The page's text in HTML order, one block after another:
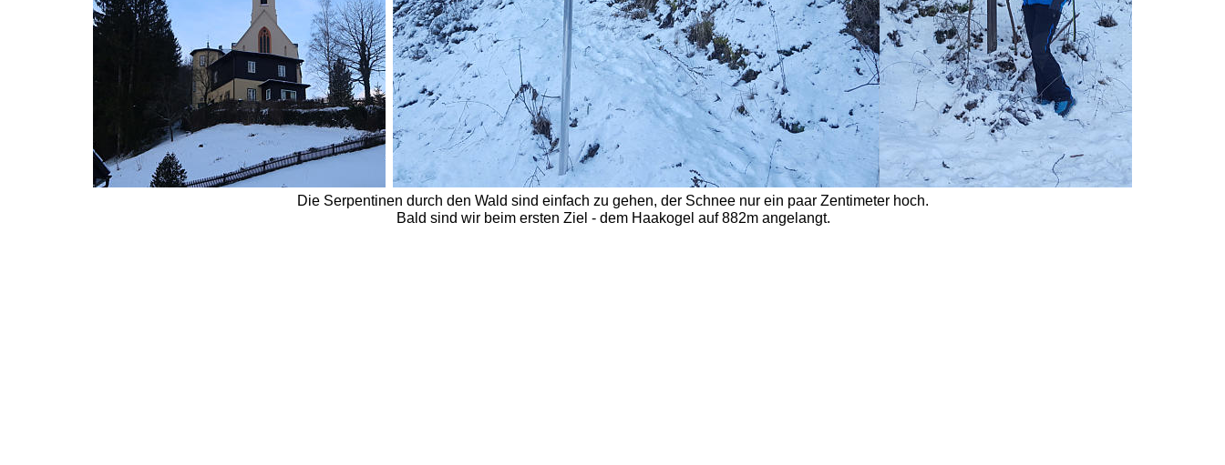
Die Serpentinen durch den Wald sind einfach zu gehen, der Schnee nur ein paar Zentimeter hoch.
Bald sind wir beim ersten Ziel - dem Haakogel auf 882m angelangt.